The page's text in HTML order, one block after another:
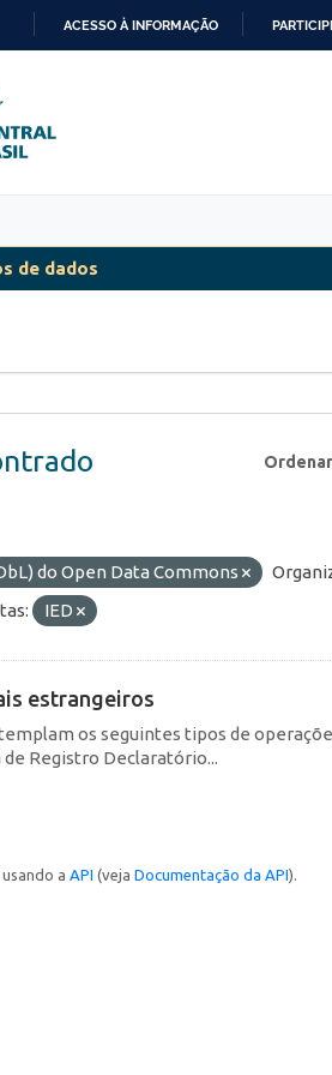
ACESSO À INFORMAÇÃO
de dados
do Open Data Commons
IED
estrangeiros
os seguintes tipos de
Registro Declaratório...
a API (veja Documentação da API).